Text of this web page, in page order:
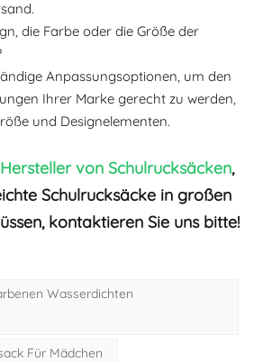
die Farbe oder die Größe der
Anpassungsoptionen, um den
Ihrer Marke gerecht zu werden,
und Designelementen.
Hersteller von Schulrucksäcken,
Schulrucksäcke in großen
kontaktieren Sie uns bitte!
Wasserdichten
Für Mädchen